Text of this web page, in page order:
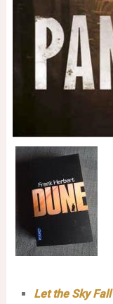
Let the Sky Fall